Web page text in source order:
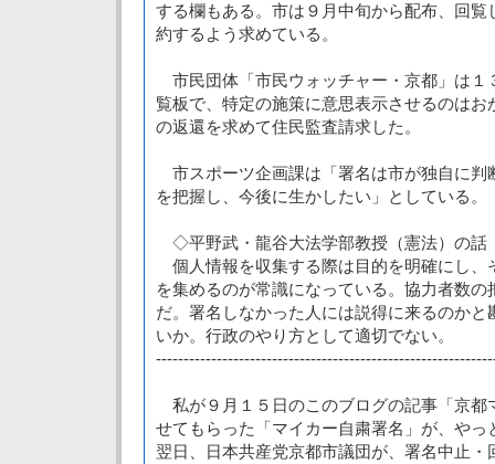
する欄もある。市は９月中旬から配布、回覧
約するよう求めている。
市民団体「市民ウォッチャー・京都」は１
覧板で、特定の施策に意思表示させるのは
の返還を求めて住民監査請求した。
市スポーツ企画課は「署名は市が独自に判
を把握し、今後に生かしたい」としている。
◇平野武・龍谷大法学部教授（憲法）の話
個人情報を収集する際は目的を明確にし、
を集めるのが常識になっている。協力者数
だ。署名しなかった人には説得に来るのか
いか。行政のやり方として適切でない。
私が９月１５日のこのブログの記事「京都
せてもらった「マイカー自粛署名」が、やっ
翌日、日本共産党京都市議団が、署名中止